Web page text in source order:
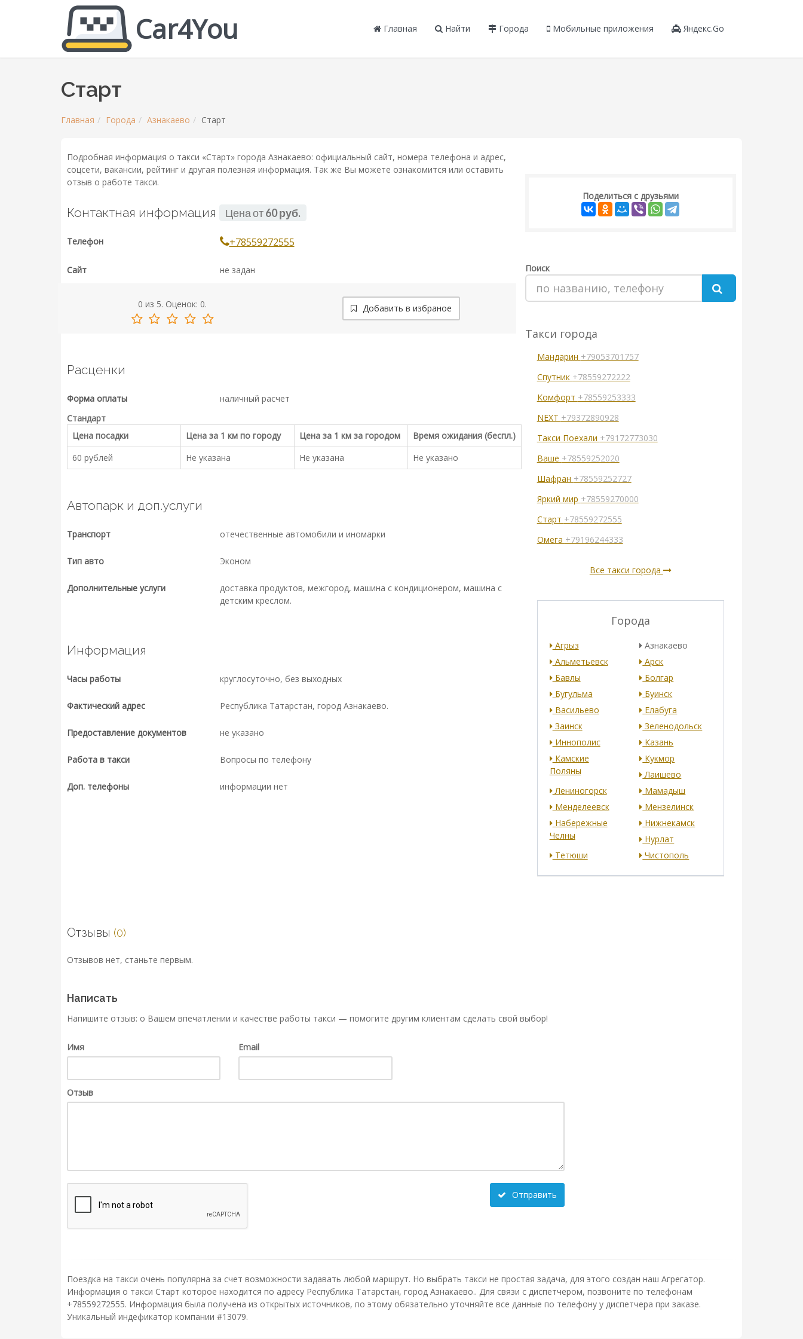
Car4You Главная Найти Города Мобильные приложения Яндекс.Go
Старт
Главная Города Азнакаево Старт
Подробная информация о такси «Старт» города Азнакаево: официальный сайт, номера телефона и адрес,
соцсети, вакансии, рейтинг и другая полезная информация. Так же Вы можете ознакомится или оставить
отзыв о работе такси.
Контактная информация Цена от60 руб.
Телефон +78559272555
Сайт не задан
0 из 5. Оценок: 0. Добавить в избраное
Расценки
Форма оплаты
наличный расчет
Стандарт
Цена посадки
Цена за 1 км по городу Цена за 1 км за городом
Время ожидания (беспл.)
60 рублей
Не указана Не указана Не указано
Автопарк и доп.услуги
Транспорт отечественные автомобили и иномарки
Тип авто Эконом
Дополнительные услуги
доставка продуктов, межгород, машина с кондиционером, машина с
детским креслом.
Информация
Часы работы круглосуточно, без выходных
Фактический адрес Республика Татарстан, город Азнакаево.
Предоставление документов не указано
Работа в такси Вопросы по телефону
Доп. телефоны информации нет
Поделиться с друзьями
Поиск
Такси города
Мандарин +79053701757
Спутник +78559272222
Комфорт +78559253333
NEXT +79372890928
Такси Поехали +79172773030
Ваше +78559252020
Шафран +78559252727
Яркий мир +78559270000
Старт +78559272555
Омега +79196244333
Все такси города
Города
Агрыз
Азнакаево
Альметьевск
Арск
Бавлы
Болгар
Бугульма
Буинск
Васильево
Елабуга
Заинск
Зеленодольск
Иннополис
Казань
Камские
Поляны
Кукмор
Лаишево
Лениногорск
Мамадыш
Менделеевск
Мензелинск
Набережные
Челны
Нижнекамск
Нурлат
Тетюши
Чистополь
Отзывы (0)
Отзывов нет, станьте первым.
Написать
Напишите отзыв: о Вашем впечатлении и качестве работы такси — помогите другим клиентам сделать свой выбор!
Имя Email
Отзыв
Отправить
Поездка на такси очень популярна за счет возможности задавать любой маршрут. Но выбрать такси не простая задача, для этого создан наш Агрегатор.
Информация о такси Старт которое находится по адресу Республика Татарстан, город Азнакаево.. Для связи с диспетчером, позвоните по телефонам
+78559272555. Информация была получена из открытых источников, по этому обязательно уточняйте все данные по телефону у диспетчера при заказе.
Уникальный индефикатор компании #13079.